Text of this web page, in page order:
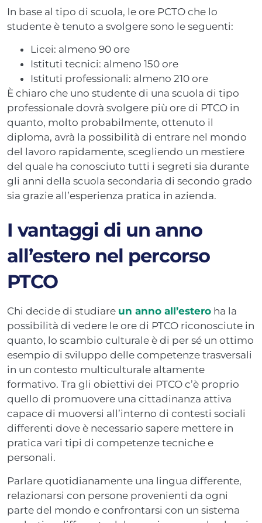
In base al tipo di scuola, le ore PCTO che lo
studente è tenuto a svolgere sono le seguenti:
Licei: almeno 90 ore
Istituti tecnici: almeno 150 ore
Istituti professionali: almeno 210 ore
È chiaro che uno studente di una scuola di tipo
professionale dovrà svolgere più ore di PTCO in
quanto, molto probabilmente, ottenuto il
diploma, avrà la possibilità di entrare nel mondo
del lavoro rapidamente, scegliendo un mestiere
del quale ha conosciuto tutti i segreti sia durante
gli anni della scuola secondaria di secondo grado
sia grazie all’esperienza pratica in azienda.
I vantaggi di un anno
all’estero nel percorso
PTCO
Chi decide di studiare un anno all’estero ha la
possibilità di vedere le ore di PTCO riconosciute in
quanto, lo scambio culturale è di per sé un ottimo
esempio di sviluppo delle competenze trasversali
in un contesto multiculturale altamente
formativo. Tra gli obiettivi dei PTCO c’è proprio
quello di promuovere una cittadinanza attiva
capace di muoversi all’interno di contesti sociali
differenti dove è necessario sapere mettere in
pratica vari tipi di competenze tecniche e
personali.
Parlare quotidianamente una lingua differente,
relazionarsi con persone provenienti da ogni
parte del mondo e confrontarsi con un sistema